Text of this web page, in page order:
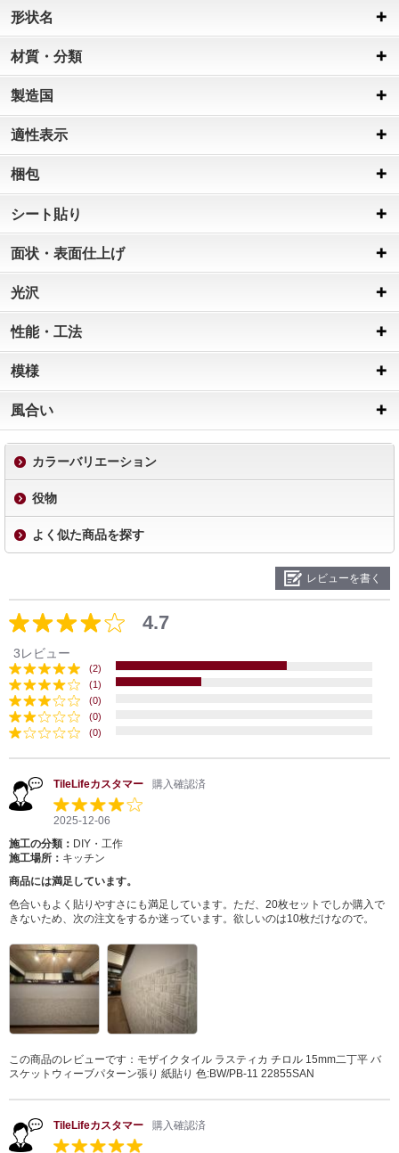
形状名
材質・分類
製造国
適性表示
梱包
シート貼り
面状・表面仕上げ
光沢
性能・工法
模様
風合い
カラーバリエーション
役物
よく似た商品を探す
レビューを書く
4.7
3レビュー
(2)
(1)
(0)
(0)
(0)
TileLifeカスタマー 購入確認済
2025-12-06
施工の分類： DIY・工作
施工場所： キッチン
商品には満足しています。
色合いもよく貼りやすさにも満足しています。ただ、20枚セットでしか購入で
きないため、次の注文をするか迷っています。欲しいのは10枚だけなので。
この商品のレビューです： モザイクタイル ラスティカ チロル 15mm二丁平 バ
スケットウィーブパターン張り 紙貼り 色:BW/PB-11 22855SAN
TileLifeカスタマー 購入確認済